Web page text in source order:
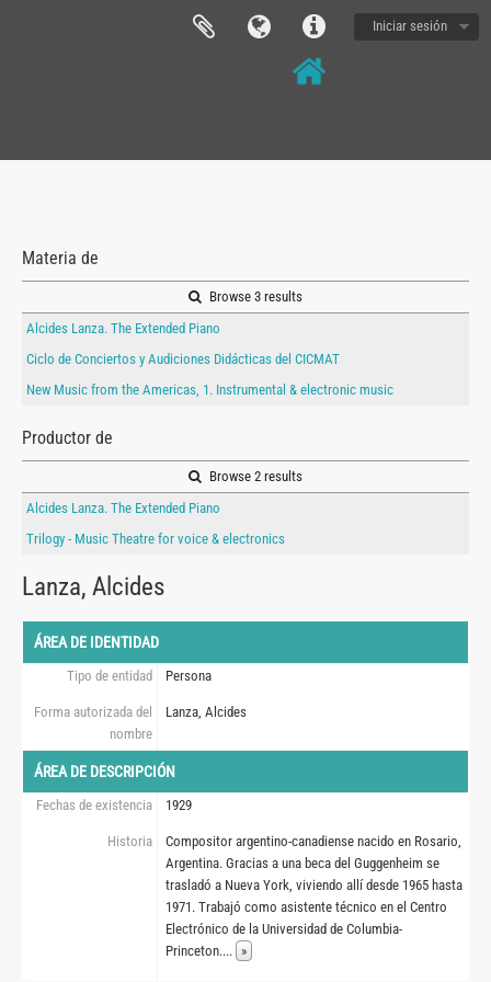
Iniciar sesión
Materia de
Browse 3 results
Alcides Lanza. The Extended Piano
Ciclo de Conciertos y Audiciones Didácticas del CICMAT
New Music from the Americas, 1. Instrumental & electronic music
Productor de
Browse 2 results
Alcides Lanza. The Extended Piano
Trilogy - Music Theatre for voice & electronics
Lanza, Alcides
ÁREA DE IDENTIDAD
Tipo de entidad Persona
Forma autorizada del
nombre
Lanza, Alcides
ÁREA DE DESCRIPCIÓN
Fechas de existencia 1929
Historia
Compositor argentino-canadiense nacido en Rosario,
Argentina. Gracias a una beca del Guggenheim se
trasladó a Nueva York, viviendo allí desde 1965 hasta
1971. Trabajó como asistente técnico en el Centro
Electrónico de la Universidad de Columbia-
Princeton.... »